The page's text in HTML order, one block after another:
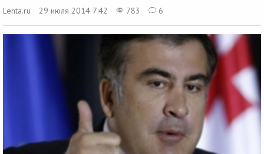
Lenta.ru
29 июля 2014 7:42 783 6